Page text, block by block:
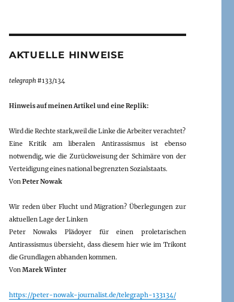
AKTUELLE HINWEISE
telegraph#133/134
Hinweis auf meinen Artikel und eine Replik:
Wird die Rechte stark,weil die Linke die Arbeiter verachtet?
Eine Kritik am liberalen Antirassismus ist ebenso
notwendig, wie die Zurückweisung der Schimäre von der
Verteidigung eines national begrenzten Sozialstaats.
VonPeter Nowak
Wir reden über Flucht und Migration? Überlegungen zur
aktuellen Lage der Linken
Peter Nowaks Plädoyer für einen proletarischen
Antirassismus übersieht, dass diesem hier wie im Trikont
die Grundlagen abhanden kommen.
VonMarek Winter
https://peter-nowak-journalist.de/telegraph-133134/